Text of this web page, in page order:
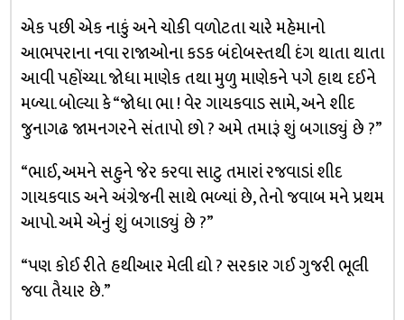
એક પછી એક નાકું અને ચોકી વળોટતા ચારે મહેમાનો
આભપરાના નવા રાજાઓના કડક બંદોબસ્તથી દંગ થાતા થાતા
આવી પહોંચ્યા. જોધા માણેક તથા મુળુ માણેકને પગે હાથ દઈને
મળ્યા. બોલ્યા કે “જોધા ભા ! વેર ગાયકવાડ સામે, અને શીદ
જુનાગઢ જામનગરને સંતાપો છો ? અમે તમારૂં શું બગાડ્યું છે ?”
“ભાઈ, અમને સહુને જેર કરવા સાટુ તમારાં રજવાડાં શીદ
ગાયકવાડ અને અંગ્રેજની સાથે ભળ્યાં છે, તેનો જવાબ મને પ્રથમ
આપો. અમે એનું શું બગાડ્યું છે ?”
“પણ કોઈ રીતે હથીઆર મેલી દ્યો ? સરકાર ગઈ ગુજરી ભૂલી
જવા તૈયાર છે.”